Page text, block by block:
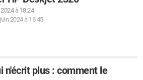
à 18:24
2024 à 16:45
n'écrit plus : comment le